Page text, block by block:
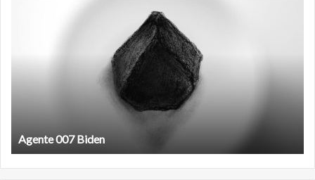
Film antineoliberal